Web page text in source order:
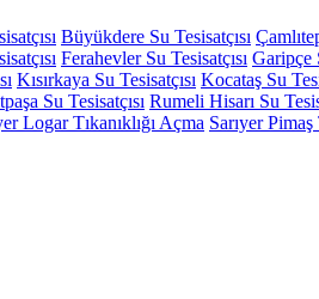
Büyükdere Su Tesisatçısı
Ferahevler Su Tesisatçısı Garipçe
Kısırkaya Su Tesisatçısı Kocataş Su
Su Tesisatçısı Rumeli Hisarı Su
Logar Tıkanıklığı Açma Sarıyer Pimaş